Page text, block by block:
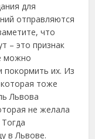
для
отправляются
что
– это признак
можно
покормить их. Из
тоже
Львова
не желала
в Львове.